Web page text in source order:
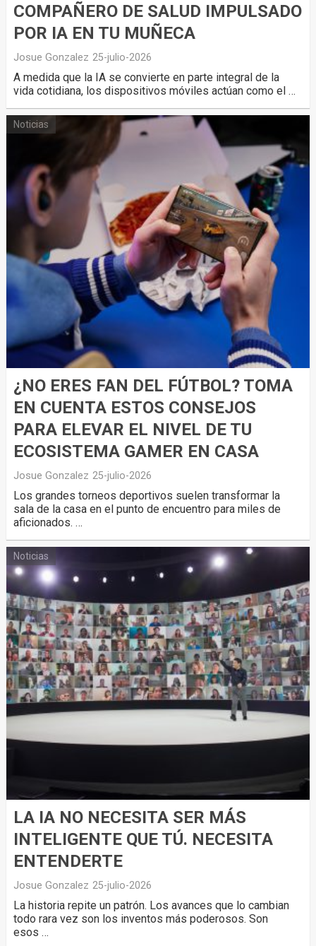
COMPAÑERO DE SALUD IMPULSADO
POR IA EN TU MUÑECA
Josue Gonzalez 25-julio-2026
A medida que la IA se convierte en parte integral de la
vida cotidiana, los dispositivos móviles actúan como el …
Noticias
¿NO ERES FAN DEL FÚTBOL? TOMA
EN CUENTA ESTOS CONSEJOS
PARA ELEVAR EL NIVEL DE TU
ECOSISTEMA GAMER EN CASA
Josue Gonzalez 25-julio-2026
Los grandes torneos deportivos suelen transformar la
sala de la casa en el punto de encuentro para miles de
aficionados. …
Noticias
LA IA NO NECESITA SER MÁS
INTELIGENTE QUE TÚ. NECESITA
ENTENDERTE
Josue Gonzalez 25-julio-2026
La historia repite un patrón. Los avances que lo cambian
todo rara vez son los inventos más poderosos. Son
esos …